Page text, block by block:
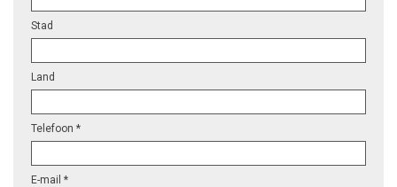
Stad
Land
Telefoon *
E-mail *